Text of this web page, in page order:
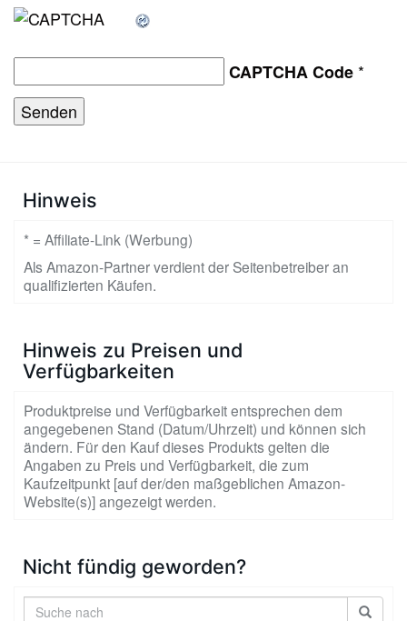
CAPTCHA Code *
Hinweis
* = Affiliate-Link (Werbung)
Als Amazon-Partner verdient der Seitenbetreiber an
qualifizierten Käufen.
Hinweis zu Preisen und
Verfügbarkeiten
Produktpreise und Verfügbarkeit entsprechen dem
angegebenen Stand (Datum/Uhrzeit) und können sich
ändern. Für den Kauf dieses Produkts gelten die
Angaben zu Preis und Verfügbarkeit, die zum
Kaufzeitpunkt [auf der/den maßgeblichen Amazon-
Website(s)] angezeigt werden.
Nicht fündig geworden?